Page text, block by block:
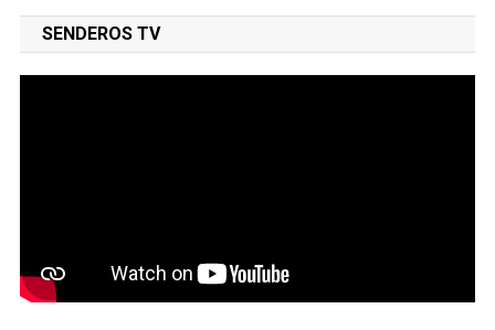
SENDEROS TV